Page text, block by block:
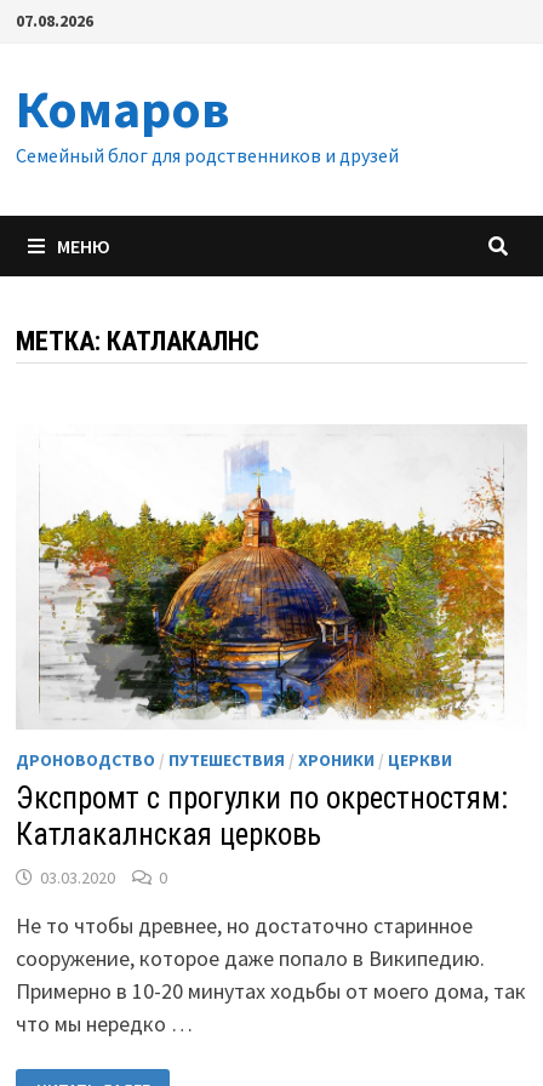
Перейти
07.08.2026
Комаров
Семейный блог для родственников и друзей
МЕНЮ
МЕТКА: КАТЛАКАЛНС
ДРОНОВОДСТВО / ПУТЕШЕСТВИЯ / ХРОНИКИ / ЦЕРКВИ
Экспромт с прогулки по окрестностям:
Катлакалнская церковь
03.03.2020 0
Не то чтобы древнее, но достаточно старинное
сооружение, которое даже попало в Википедию.
Примерно в 10-20 минутах ходьбы от моего дома, так
что мы нередко …